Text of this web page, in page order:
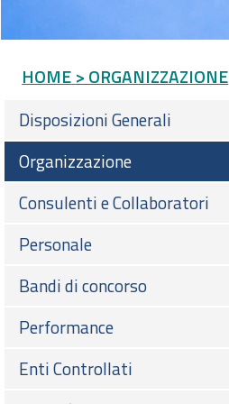
HOME > ORGANIZZAZIONE
Disposizioni Generali
Organizzazione
Consulenti e Collaboratori
Personale
Bandi di concorso
Performance
Enti Controllati